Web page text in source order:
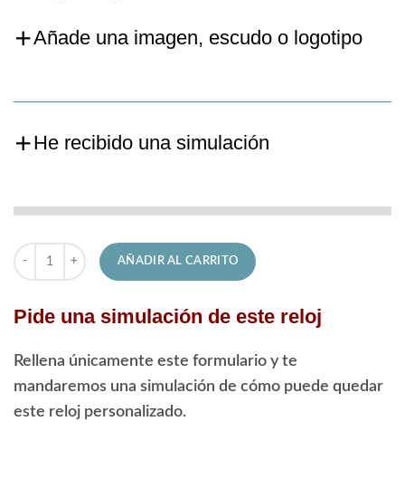
Añade una imagen, escudo o logotipo
He recibido una simulación
Reloj Lotus de Hombre 18670/1 Clásico cantidad
AÑADIR AL CARRITO
Pide una simulación de este reloj
Rellena únicamente este formulario y te
mandaremos una simulación de cómo puede quedar
este reloj personalizado.